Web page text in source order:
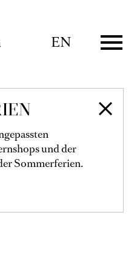
EN
und der
Sommerferien.